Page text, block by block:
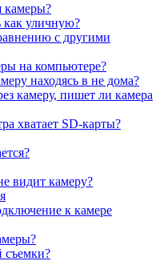
камеры?
как уличную?
с другими
на компьютере?
находясь в не дома?
камеру, пишет ли камера
хватает SD-карты?
видит камеру?
к камере
съемки?